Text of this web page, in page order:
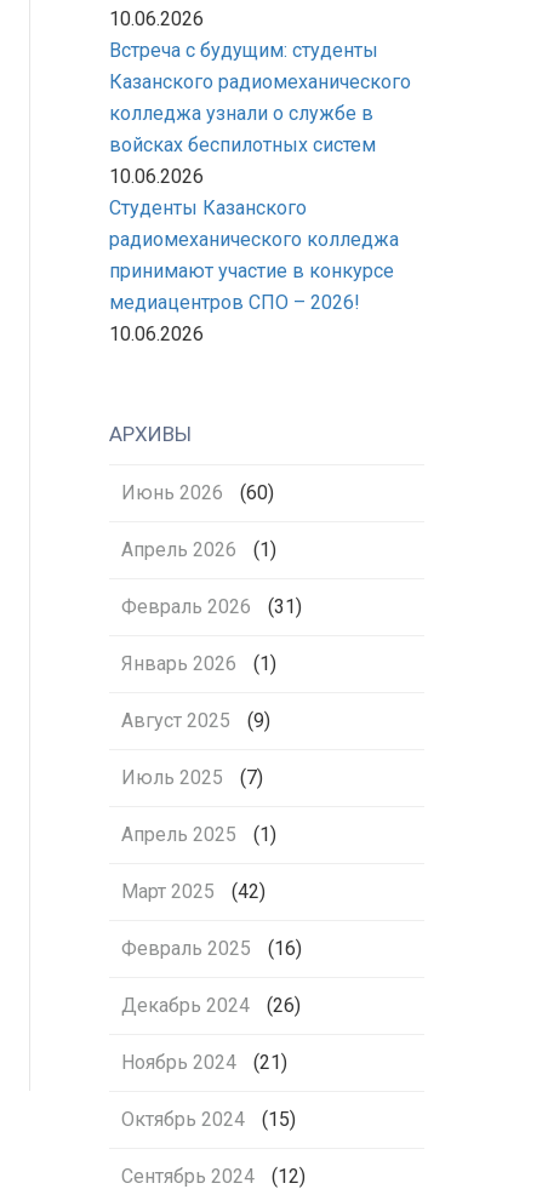
10.06.2026
Встреча с будущим: студенты
Казанского радиомеханического
колледжа узнали о службе в
войсках беспилотных систем
10.06.2026
Студенты Казанского
радиомеханического колледжа
принимают участие в конкурсе
медиацентров СПО – 2026!
10.06.2026
АРХИВЫ
Июнь 2026 (60)
Апрель 2026 (1)
Февраль 2026 (31)
Январь 2026 (1)
Август 2025 (9)
Июль 2025 (7)
Апрель 2025 (1)
Март 2025 (42)
Февраль 2025 (16)
Декабрь 2024 (26)
Ноябрь 2024 (21)
Октябрь 2024 (15)
Сентябрь 2024 (12)